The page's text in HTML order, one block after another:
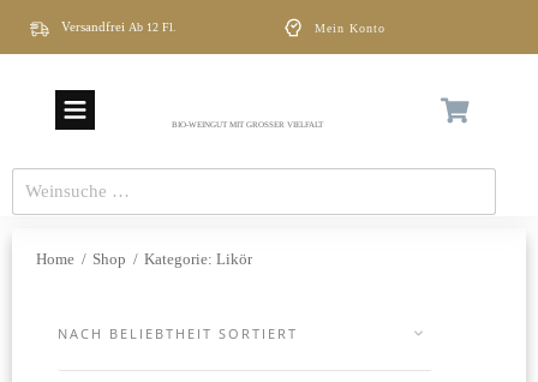
Versandfrei Ab 12 Fl Mein Konto
BIO-WEINGUT MIT GROSSER VIELFALT
Weinsuche
Home / Shop / Kategorie: Likör